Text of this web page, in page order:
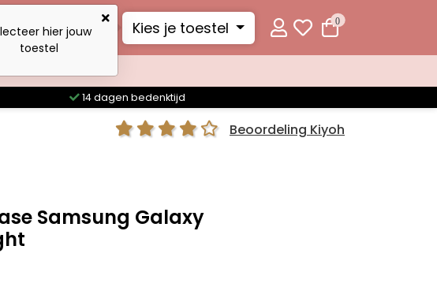
Kies je toestel 0
14 dagen bedenktijd
Beoordeling Kiyoh
Samsung Galaxy
hier jouw
toestel